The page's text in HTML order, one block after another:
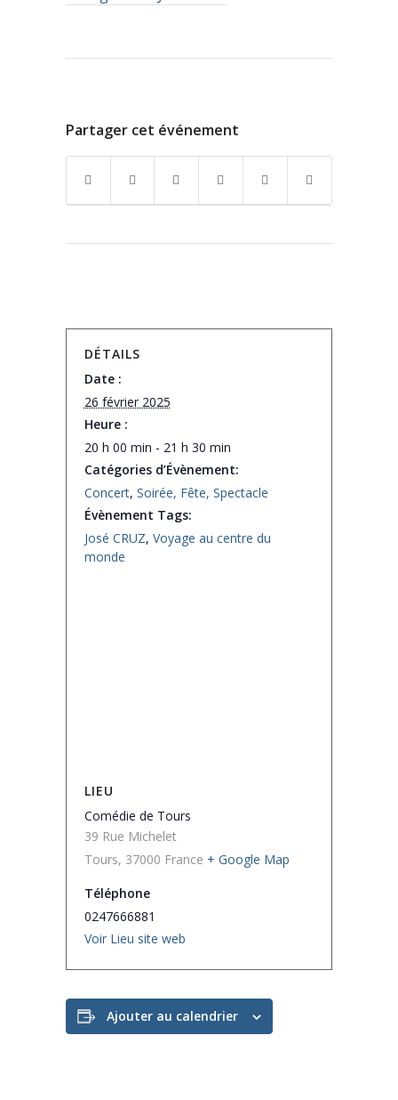
Partager cet événement
DÉTAILS
Date :
26 février 2025
Heure :
20 h 00 min - 21 h 30 min
Catégories d’Évènement:
Concert, Soirée, Fête, Spectacle
Évènement Tags:
José CRUZ, Voyage au centre du
monde
LIEU
Comédie de Tours
39 Rue Michelet
Tours, 37000 France + Google Map
Téléphone
0247666881
Voir Lieu site web
Ajouter au calendrier